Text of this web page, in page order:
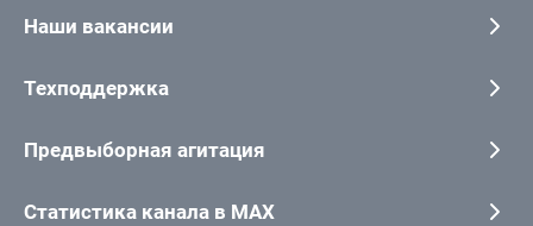
Наши вакансии
Техподдержка
Предвыборная агитация
Статистика канала в MAX